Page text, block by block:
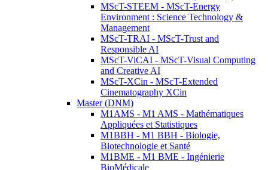
MScT-STEEM - MScT-Energy
Environment : Science Technology &
Management
MScT-TRAI - MScT-Trust and
Responsible AI
MScT-ViCAI - MScT-Visual Computing
and Creative AI
MScT-XCin - MScT-Extended
Cinematography XCin
Master (DNM)
M1AMS - M1 AMS - Mathématiques
Appliquées et Statistiques
M1BBH - M1 BBH - Biologie,
Biotechnologie et Santé
M1BME - M1 BME - Ingénierie
BioMédicale